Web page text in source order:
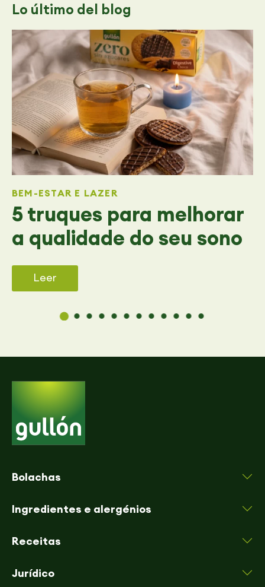
Lo último del blog
5 truques para melhorar
a qualidade do seu sono
BEM-ESTAR E LAZER
Leer
Bolachas
Ingredientes e alergénios
Receitas
Jurídico